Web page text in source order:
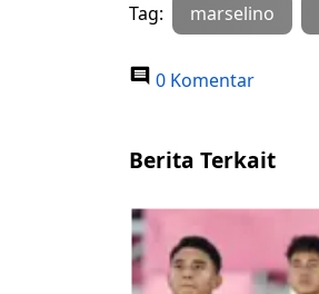
Tag: marselino
0 Komentar
Berita Terkait